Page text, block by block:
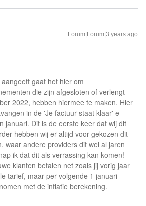
Forum|Forum|3 years ago
aangeeft gaat het hier om
die zijn afgesloten of verlengt
2022, hebben hiermee te maken. Hier
in de 'Je factuur staat klaar' e-
januari. Dit is de eerste keer dat wij dit
hebben wij er altijd voor gekozen dit
waar andere providers dit wel al jaren
ik dat dit als verrassing kan komen!
klanten betalen net zoals jij vorig jaar
tarief, maar per volgende 1 januari
met de inflatie berekening.